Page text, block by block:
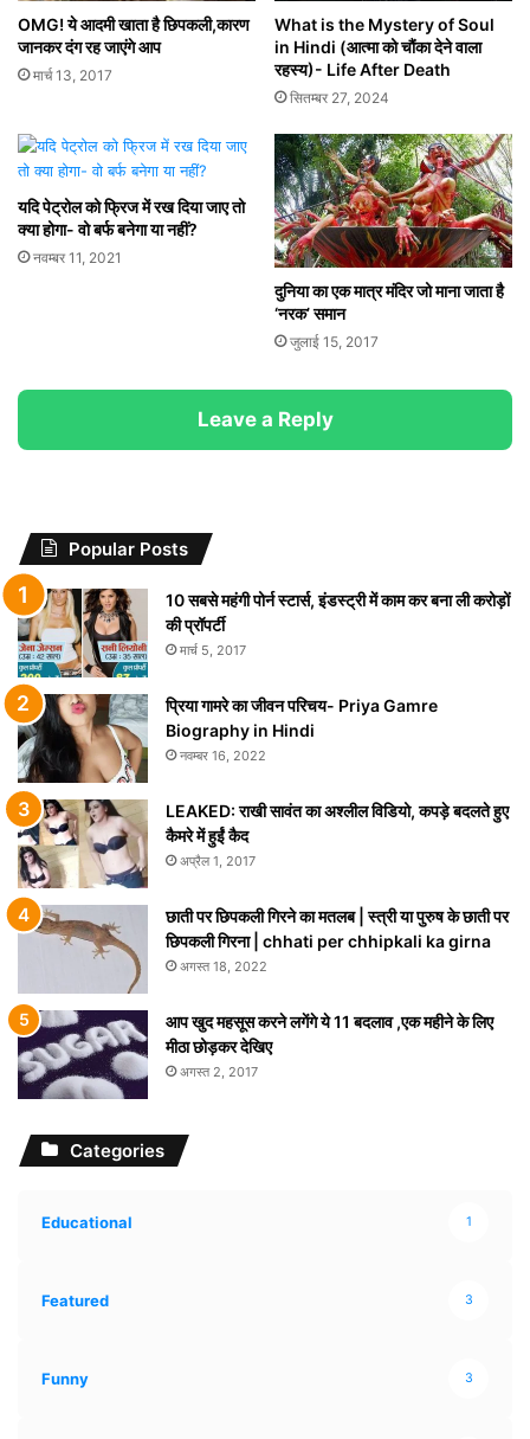
OMG! ये आदमी खाता है छिपकली,कारण
जानकर दंग रह जाएंगे आप
मार्च 13, 2017
What is the Mystery of Soul
in Hindi (आत्मा को चौंका देने वाला
रहस्य)- Life After Death
सितम्बर 27, 2024
यदि पेट्रोल को फ्रिज में रख दिया जाए तो
क्या होगा- वो बर्फ बनेगा या नहीं?
नवम्बर 11, 2021
दुनिया का एक मात्र मंदिर जो माना जाता है
‘नरक’ समान
जुलाई 15, 2017
Leave a Reply
Popular Posts
10 सबसे महंगी पोर्न स्टार्स, इंडस्ट्री में काम कर बना ली करोड़ों
की प्रॉपर्टी
मार्च 5, 2017
प्रिया गामरे का जीवन परिचय- Priya Gamre
Biography in Hindi
नवम्बर 16, 2022
LEAKED: राखी सावंत का अश्लील विडियो, कपड़े बदलते हुए
कैमरे में हुईं कैद
अप्रैल 1, 2017
छाती पर छिपकली गिरने का मतलब | स्त्री या पुरुष के छाती पर
छिपकली गिरना | chhati per chhipkali ka girna
अगस्त 18, 2022
आप खुद महसूस करने लगेंगे ये 11 बदलाव ,एक महीने के लिए
मीठा छोड़कर देखिए
अगस्त 2, 2017
Categories
Educational 1
Featured 3
Funny 3